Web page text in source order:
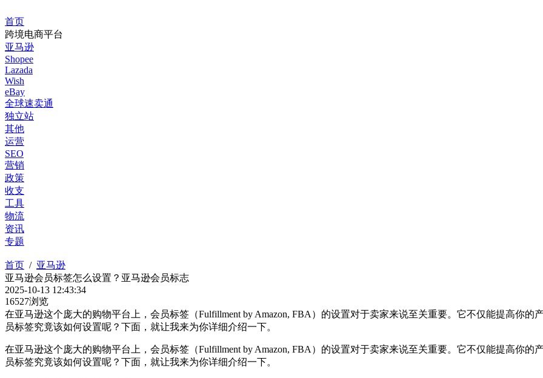
首页
跨境电商平台
亚马逊
Shopee
Lazada
Wish
eBay
全球速卖通
独立站
其他
运营
SEO
营销
政策
收支
工具
物流
资讯
专题
首页 / 亚马逊
亚马逊会员标签怎么设置？亚马逊会员标志
2025-10-13 12:43:34
16527浏览
在亚马逊这个庞大的购物平台上，会员标签（Fulfillment by Amazon, FBA）的设置对于卖家来说至关重要。它不仅能提高你
员标签究竟该如何设置呢？下面，就让我来为你详细介绍一下。
在亚马逊这个庞大的购物平台上，会员标签（Fulfillment by Amazon, FBA）的设置对于卖家来说至关重要。它不仅能提高你
员标签究竟该如何设置呢？下面，就让我来为你详细介绍一下。